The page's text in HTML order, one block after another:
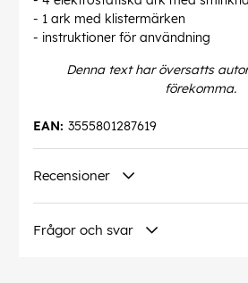
- 1 ark med klistermärken
- instruktioner för användning
Denna text har översatts
förekomma.
3555801287619
EAN:
Recensioner
Frågor och svar